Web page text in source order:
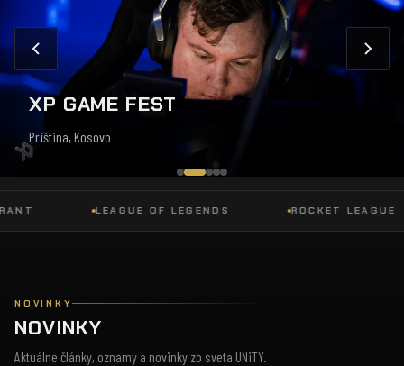
XP GAME FEST
Priština, Kosovo
LEAGUE OF LEGENDS ROCKET LEAGUE
NOVINKY
NOVINKY
Aktuálne články, oznamy a novinky zo sveta UNiTY.